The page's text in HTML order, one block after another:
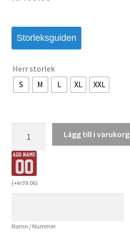
Storleksguiden
Herr storlek
S
M L XL XXL
Hemmatröja
2026/27
Viktor
Gyökeres
14
Fotbollströja
Lägg till i varukorg
(+kr39.06)
Namn / Nummer